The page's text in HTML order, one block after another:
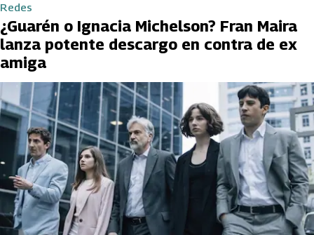
Redes
¿Guarén o Ignacia Michelson? Fran Maira
lanza potente descargo en contra de ex
amiga